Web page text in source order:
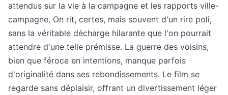
attendus sur la vie à la campagne et les rapports ville-
campagne. On rit, certes, mais souvent d'un rire poli,
sans la véritable décharge hilarante que l'on pourrait
attendre d'une telle prémisse. La guerre des voisins,
bien que féroce en intentions, manque parfois
d'originalité dans ses rebondissements. Le film se
regarde sans déplaisir, offrant un divertissement léger